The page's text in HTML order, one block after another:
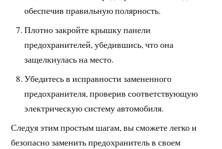
обеспечив правильную полярность.
Плотно закройте крышку панели
предохранителей, убедившись, что она
защелкнулась на место.
Убедитесь в исправности замененного
предохранителя, проверив соответствующую
электрическую систему автомобиля.
Следуя этим простым шагам, вы сможете легко и
безопасно заменить предохранитель в своем